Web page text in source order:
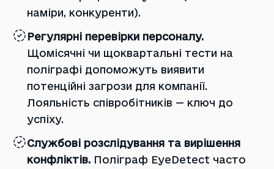
наміри, конкуренти).
Регулярні перевірки персоналу.
Щомісячні чи щоквартальні тести на
поліграфі допоможуть виявити
потенційні загрози для компанії.
Лояльність співробітників — ключ до
успіху.
Службові розслідування та вирішення
конфліктів. Поліграф EyeDetect часто